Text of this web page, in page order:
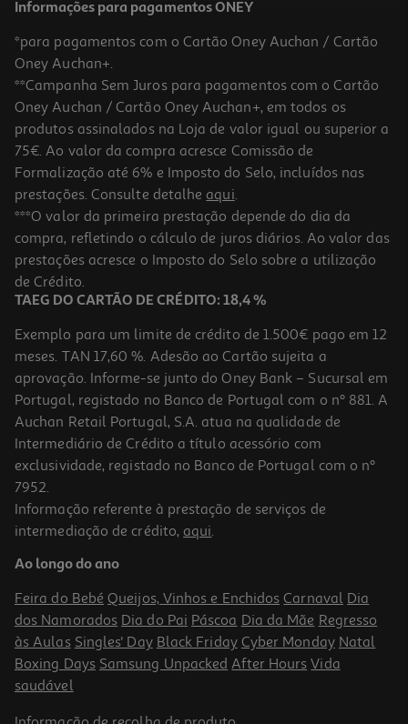
Organizador Cosméticos Actuel Bamboo 18x9.5x9cm
3.99 €/un
3,99 €
Prateleira De Parede De Canto Com 2 Ventosas Actuel Cromado
Prateado
19.99 €/un
19,99 €
Informações para pagamentos ONEY
*para pagamentos com o Cartão Oney Auchan / Cartão
Oney Auchan+.
**Campanha Sem Juros para pagamentos com o Cartão
Oney Auchan / Cartão Oney Auchan+, em todos os
produtos assinalados na Loja de valor igual ou superior a
75€. Ao valor da compra acresce Comissão de
Formalização até 6% e Imposto do Selo, incluídos nas
prestações. Consulte detalhe aqui.
***O valor da primeira prestação depende do dia da
compra, refletindo o cálculo de juros diários. Ao valor das
prestações acresce o Imposto do Selo sobre a utilização
de Crédito.
TAEG DO CARTÃO DE CRÉDITO: 18,4 %
Exemplo para um limite de crédito de 1.500€ pago em 12
meses. TAN 17,60 %. Adesão ao Cartão sujeita a
aprovação. Informe-se junto do Oney Bank – Sucursal em
Portugal, registado no Banco de Portugal com o nº 881. A
Auchan Retail Portugal, S.A. atua na qualidade de
Intermediário de Crédito a título acessório com
exclusividade, registado no Banco de Portugal com o nº
7952.
Informação referente à prestação de serviços de
intermediação de crédito, aqui.
Ao longo do ano
Feira do Bebé Queijos, Vinhos e Enchidos Carnaval Dia
dos Namorados Dia do Pai Páscoa Dia da Mãe Regresso
às Aulas Singles' Day Black Friday Cyber Monday Natal
Boxing Days Samsung Unpacked After Hours Vida
saudável